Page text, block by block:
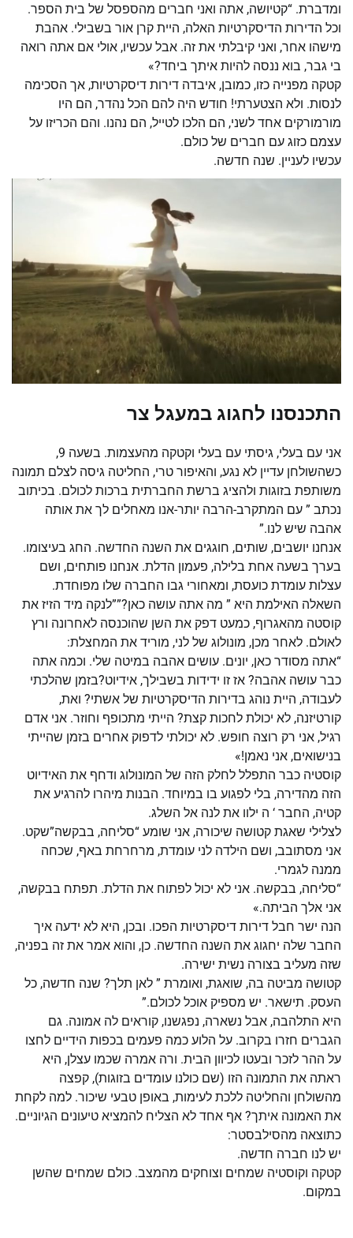
ומדברת. “קטיושה, אתה ואני חברים מהספסל של בית הספר.
וכל הדירות הדיסקרטיות האלה, היית קרן אור בשבילי. אהבת
מישהו אחר, ואני קיבלתי את זה. אבל עכשיו, אולי אם אתה רואה
בי גבר, בוא ננסה להיות איתך ביחד?»
קטקה מפנייה כזו, כמובן, איבדה דירות דיסקרטיות, אך הסכימה
לנסות. ולא הצטערתי! חודש היה להם הכל נהדר, הם היו
מורמורקים אחד לשני, הם הלכו לטייל, הם נהנו. והם הכריזו על
עצמם כזוג עם חברים של כולם.
עכשיו לעניין. שנה חדשה.
התכנסנו לחגוג במעגל צר
אני עם בעלי, גיסתי עם בעלי וקטקה מהעצמות. בשעה 9,
כשהשולחן עדיין לא נגע, והאיפור טרי, החליטה גיסה לצלם תמונה
משותפת בזוגות ולהציג ברשת החברתית ברכות לכולם. בכיתוב
נכתב ” עם המתקרב-הרבה יותר-אנו מאחלים לך את אותה
אהבה שיש לנו.”
אנחנו יושבים, שותים, חוגגים את השנה החדשה. החג בעיצומו.
בערך בשעה אחת בלילה, פעמון הדלת. אנחנו פותחים, ושם
עצלות עומדת כועסת, ומאחורי גבו החברה שלו מפוחדת.
השאלה האילמת היא ” מה אתה עושה כאן?””לנקה מיד הזיז את
קוסטה מהאגרוף, כמעט דפק את השן שהוכנסה לאחרונה ורץ
לאולם. לאחר מכן, מונולוג של לני, מוריד את המחצלת:
“אתה מסודר כאן, יונים. עושים אהבה במיטה שלי. וכמה אתה
כבר עושה אהבה? אז זו ידידות בשבילך, אידיוט?בזמן שהלכתי
לעבודה, היית נוהג בדירות הדיסקרטיות של אשתי? ואת,
קורטיזנה, לא יכולת לחכות קצת? הייתי מתכופף וחוזר. אני אדם
רגיל, אני רק רוצה חופש. לא יכולתי לדפוק אחרים בזמן שהייתי
בנישואים, אני נאמן!»
קוסטיה כבר התפלל לחלק הזה של המונולוג ודחף את האידיוט
הזה מהדירה, בלי לפגוע בו במיוחד. הבנות מיהרו להרגיע את
קטיה, החבר ‘ ה ילוו את לנה אל השלג.
לצלילי שאגת קטושה שיכורה, אני שומע “סליחה, בבקשה”שקט.
אני מסתובב, ושם הילדה לני עומדת, מרחרחת באף, שכחה
ממנה לגמרי.
“סליחה, בבקשה. אני לא יכול לפתוח את הדלת. תפתח בבקשה,
אני אלך הביתה.»
הנה ישר חבל דירות דיסקרטיות הפכו. ובכן, היא לא ידעה איך
החבר שלה יחגוג את השנה החדשה. כן, והוא אמר את זה בפניה,
שזה מעליב בצורה נשית ישירה.
קטושה מביטה בה, שואגת, ואומרת ” לאן תלך? שנה חדשה, כל
העסק. תישאר. יש מספיק אוכל לכולם.”
היא התלהבה, אבל נשארה, נפגשנו, קוראים לה אמונה. גם
הגברים חזרו בקרוב. על הלוע כמה פעמים בכפות הידיים לחצו
על ההר לזכר ובעטו לכיוון הבית. ורה אמרה שכמו עצלן, היא
ראתה את התמונה הזו (שם כולנו עומדים בזוגות), קפצה
מהשולחן והחליטה ללכת לעימות, באופן טבעי שיכור. למה לקחת
את האמונה איתך? אף אחד לא הצליח להמציא טיעונים הגיוניים.
כתוצאה מהסילבסטר:
יש לנו חברה חדשה.
קטקה וקוסטיה שמחים וצוחקים מהמצב. כולם שמחים שהשן
במקום.